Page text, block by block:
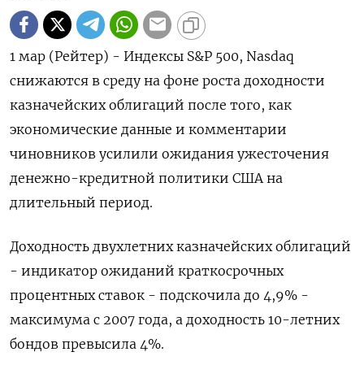
1 мар (Рейтер) - Индексы S&P 500, Nasdaq
снижаются в среду на фоне роста доходности
казначейских облигаций после того, как
экономические данные и комментарии
чиновников усилили ожидания ужесточения
денежно-кредитной политики США на
длительный период.
Доходность двухлетних казначейских облигаций
- индикатор ожиданий краткосрочных
процентных ставок - подскочила до 4,9% -
максимума с 2007 года, а доходность 10-летних
бондов превысила 4%.